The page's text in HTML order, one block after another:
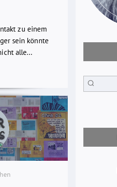
zu einem
sein könnte
alle...